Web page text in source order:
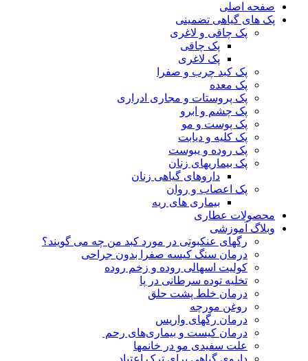
صفحه اصلی
پک های گیاهی تضمینی
پک چاقی و لاغری
پک چاقی
پک لاغری
پک کبد چرب و صفرا
پک معده
پک پروستات و مجاری ادراری
پک چشم و ابرو
پک پوست و مو
پک کلیه و دیابت
پک روده و یبوست
پک بیماریهای زنان
داروهای گیاهی زنان
پک اعصاب و روان
بیماری های ریه
محصولات عطاری
وبلاگ آموزشی
رگهای عنکبوتی در مورد کبد من چه می گویند؟
درمان سنگ کیسه صفرا بدون جراحی
کولیت اسهالی روده و زخم روده
تخلیه توده سرطانی در پا
درمان خلط پشت حلق
روغن مورچه
درمان رگهای واریس
درمان کیست و بیماری‌های رحم
علت سفیدی مو در خانمها
داروی گیاهی برای ترک اعتیاد